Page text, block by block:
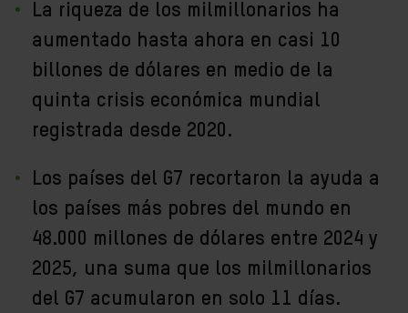
La riqueza de los milmillonarios ha
aumentado hasta ahora en casi 10
billones de dólares en medio de la
quinta crisis económica mundial
registrada desde 2020.
Los países del G7 recortaron la ayuda a
los países más pobres del mundo en
48.000 millones de dólares entre 2024 y
2025, una suma que los milmillonarios
del G7 acumularon en solo 11 días.